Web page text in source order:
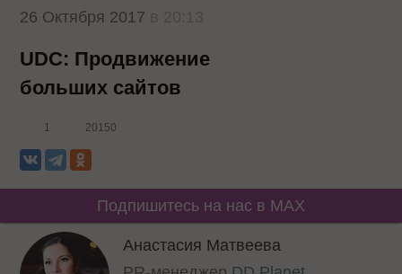
26 Октября 2017
UDC: Продвижение
больших сайтов
1 20150
Подпишитесь на нас в MAX
Анастасия Матвеева